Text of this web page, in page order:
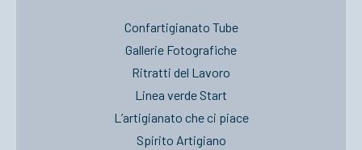
Confartigianato Tube
Gallerie Fotografiche
Ritratti del Lavoro
Linea verde Start
L’artigianato che ci piace
Spirito Artigiano